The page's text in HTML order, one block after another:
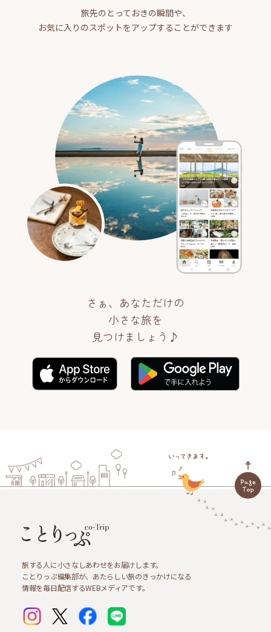
旅先のとっておきの瞬間や、
お気に入りのスポットをアップすることができます
さぁ、あなただけの
小さな旅を
見つけましょう♪
旅する人に小さなしあわせをお届けします。
ことりっぷ編集部が、あたらしい旅のきっかけになる
情報を毎日配信するWEBメディアです。